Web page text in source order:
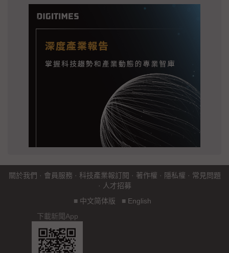
關於我們 · 會員服務 · 科技產業報訂閱 · 著作權 · 隱私權 · 常見問題
· 人才招募
■ 中文简体版 ■ English
下載新聞App